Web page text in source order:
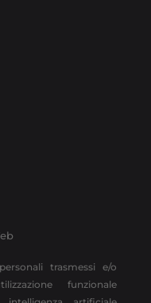
trasmessi e/o
funzionale